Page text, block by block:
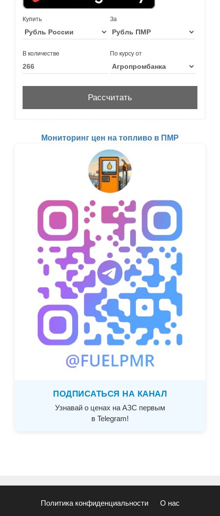
Купить За
В количестве По курсу от
Мониторинг цен на топливо в ПМР
ПОДПИСАТЬСЯ НА КАНАЛ
Узнавай о ценах на АЗС первым
в Telegram!
Политика конфиденциальности О нас